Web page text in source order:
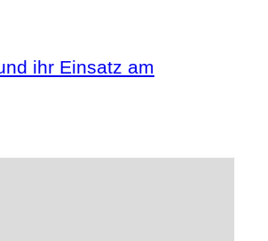
ihr Einsatz am